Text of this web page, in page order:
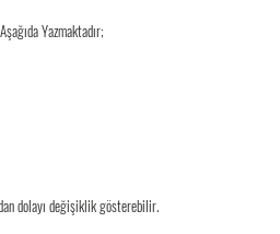
Yazmaktadır;
dolayı değişiklik gösterebilir.